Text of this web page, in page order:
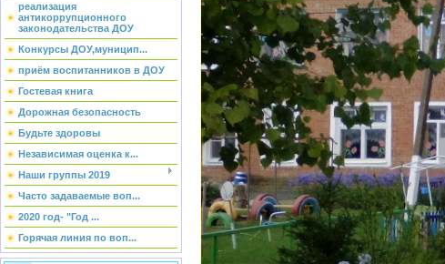
реализация
антикоррупционного
законодательства ДОУ
Конкурсы ДОУ,муницип...
приём воспитанников в ДОУ
Гостевая книга
Дорожная безопасность
Будьте здоровы
Независимая оценка к...
Наши группы 2019
Часто задаваемые воп...
2020 год- "Год ...
Горячая линия по воп...